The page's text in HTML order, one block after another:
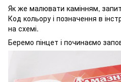
Як же малювати камінням,
Код кольору і позначення в
на схемі.
Беремо пінцет і починаємо